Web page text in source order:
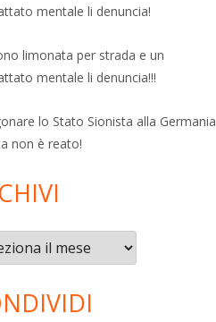
mentale li denuncia!
limonata per strada e un
mentale li denuncia!!!
lo Stato Sionista alla Germania
non è reato!